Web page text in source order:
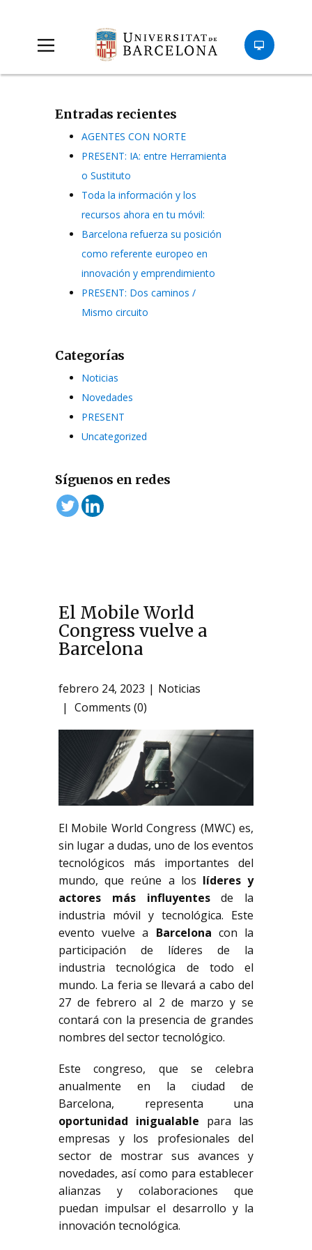
Entradas recientes
AGENTES CON NORTE
PRESENT: IA: entre Herramienta
o Sustituto
Toda la información y los
recursos ahora en tu móvil:
Barcelona refuerza su posición
como referente europeo en
innovación y emprendimiento
PRESENT: Dos caminos /
Mismo circuito
Categorías
Noticias
Novedades
PRESENT
Uncategorized
Síguenos en redes
El Mobile World
Congress vuelve a
Barcelona
febrero 24, 2023
Noticias
Comments (0)
El Mobile World Congress (MWC) es,
sin lugar a dudas, uno de los eventos
tecnológicos más importantes del
mundo, que reúne a los líderes y
actores más influyentesde la
industria móvil y tecnológica. Este
evento vuelve a Barcelona con la
participación de líderes de la
industria tecnológica de todo el
mundo. La feria se llevará a cabo del
27 de febrero al 2 de marzo y se
contará con la presencia de grandes
nombres del sector tecnológico.
Este congreso, que se celebra
anualmente en la ciudad de
Barcelona, representa una
oportunidad inigualable para las
empresas y los profesionales del
sector de mostrar sus avances y
novedades, así como para establecer
alianzas y colaboraciones que
puedan impulsar el desarrollo y la
innovación tecnológica.